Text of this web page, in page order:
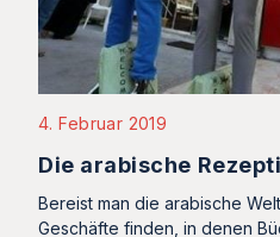
4. Februar 2019
Die arabische
Bereist man die arabische
Geschäfte finden, in denen